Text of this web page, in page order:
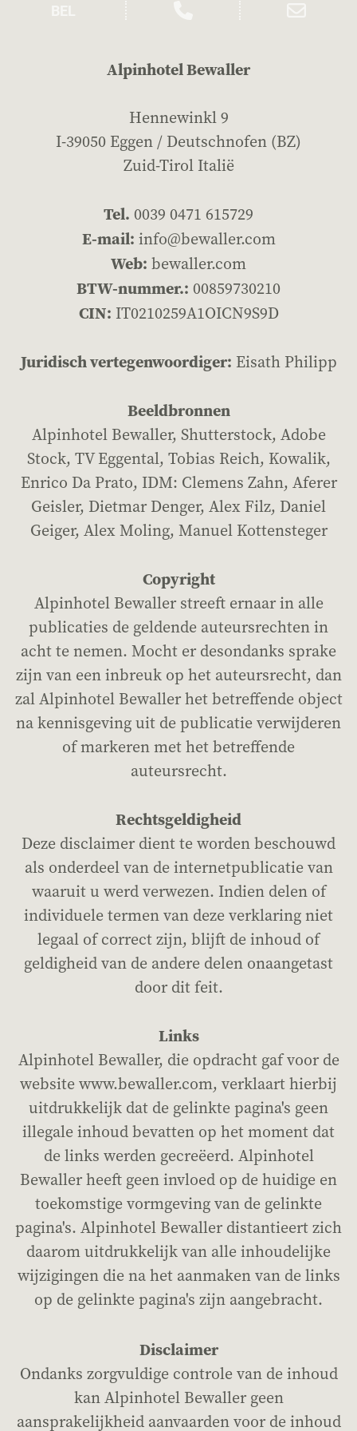
Alpinhotel Bewaller
Hennewinkl 9
I-39050 Eggen / Deutschnofen (BZ)
Zuid-Tirol Italië
Tel. 0039 0471 615729
E-mail: info@bewaller.com
Web: bewaller.com
BTW-nummer.: 00859730210
CIN: IT0210259A1OICN9S9D
Juridisch vertegenwoordiger: Eisath Philipp
Beeldbronnen
Alpinhotel Bewaller, Shutterstock, Adobe
Stock, TV Eggental, Tobias Reich, Kowalik,
Enrico Da Prato, IDM: Clemens Zahn, Aferer
Geisler, Dietmar Denger, Alex Filz, Daniel
Geiger, Alex Moling, Manuel Kottensteger
Copyright
Alpinhotel Bewaller streeft ernaar in alle
publicaties de geldende auteursrechten in
acht te nemen. Mocht er desondanks sprake
zijn van een inbreuk op het auteursrecht, dan
zal Alpinhotel Bewaller het betreffende object
na kennisgeving uit de publicatie verwijderen
of markeren met het betreffende
auteursrecht.
Rechtsgeldigheid
Deze disclaimer dient te worden beschouwd
als onderdeel van de internetpublicatie van
waaruit u werd verwezen. Indien delen of
individuele termen van deze verklaring niet
legaal of correct zijn, blijft de inhoud of
geldigheid van de andere delen onaangetast
door dit feit.
Links
Alpinhotel Bewaller, die opdracht gaf voor de
website www.bewaller.com, verklaart hierbij
uitdrukkelijk dat de gelinkte pagina's geen
illegale inhoud bevatten op het moment dat
de links werden gecreëerd. Alpinhotel
Bewaller heeft geen invloed op de huidige en
toekomstige vormgeving van de gelinkte
pagina's. Alpinhotel Bewaller distantieert zich
daarom uitdrukkelijk van alle inhoudelijke
wijzigingen die na het aanmaken van de links
op de gelinkte pagina's zijn aangebracht.
Disclaimer
Ondanks zorgvuldige controle van de inhoud
kan Alpinhotel Bewaller geen
aansprakelijkheid aanvaarden voor de inhoud